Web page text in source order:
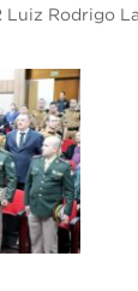
Luiz Rodrigo